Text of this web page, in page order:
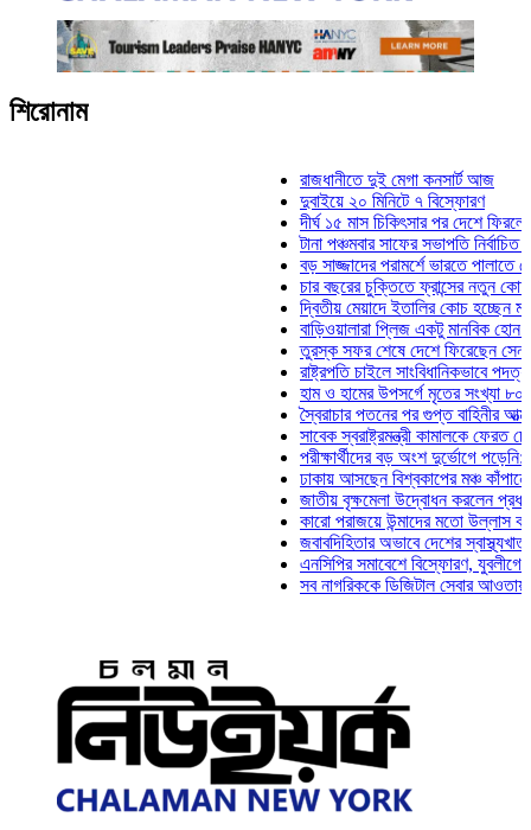
শিরোনাম
রাজধানীতে দুই মেগা কনসার্ট আজ
দুবাইয়ে ২০ মিনিটে ৭ বিস্ফোরণ
দীর্ঘ ১৫ মাস চিকিৎসার পর দেশে ফিরলেন
টানা পঞ্চমবার সাফের সভাপতি নির্বাচিত কাজী
বড় সাজ্জাদের পরামর্শে ভারতে পালাতে
চার বছরের চুক্তিতে ফ্রান্সের নতুন কোচ জিদান
দ্বিতীয় মেয়াদে ইতালির কোচ হচ্ছেন মানচিনি
বাড়িওয়ালারা প্লিজ একটু মানবিক হোন: মনিরা
তুরস্ক সফর শেষে দেশে ফিরেছেন সেনাপ্রধান
রাষ্ট্রপতি চাইলে সাংবিধানিকভাবে পদত্যাগ করতে
হাম ও হামের উপসর্গে মৃতের সংখ্যা ৮০০ ছাড়াল
স্বৈরাচার পতনের পর গুপ্ত বাহিনীর আত্মপ্রকাশ:
সাবেক স্বরাষ্ট্রমন্ত্রী কামালকে ফেরত চেয়ে
পরীক্ষার্থীদের বড় অংশ দুর্ভোগে পড়েনি: ড.
ঢাকায় আসছেন বিশ্বকাপের মঞ্চ কাঁপানো সেই
জাতীয় বৃক্ষমেলা উদ্বোধন করলেন প্রধানমন্ত্রী
কারো পরাজয়ে উন্মাদের মতো উল্লাস করতে হয়
জবাবদিহিতার অভাবে দেশের স্বাস্থ্যখাত নানা
এনসিপির সমাবেশে বিস্ফোরণ, যুবলীগের দুই
সব নাগরিককে ডিজিটাল সেবার আওতায় আনতে